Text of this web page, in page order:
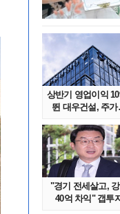
상반기 영업이익
뛴 대우건설, 주가
"경기 전세살고,
40억 차익" 갭투